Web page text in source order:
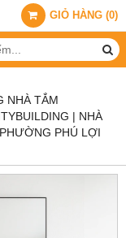
GIỎ HÀNG (0)
NHÀ TẮM
| NHÀ
PHÚ LỢI